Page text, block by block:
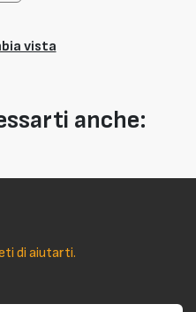
vista
anche:
di aiutarti.